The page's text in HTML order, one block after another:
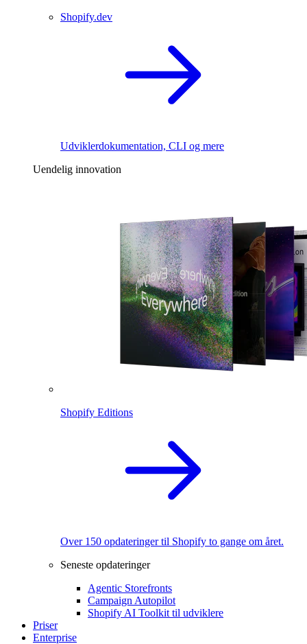
Shopify.dev
Udviklerdokumentation, CLI og mere
Uendelig innovation
Shopify Editions
Over 150 opdateringer til Shopify to gange om året.
Seneste opdateringer
Agentic Storefronts
Campaign Autopilot
Shopify AI Toolkit til udviklere
Priser
Enterprise